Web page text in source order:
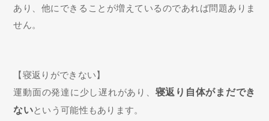
あり、他にできることが増えているのであれば問題ありま
せん。
【寝返りができない】
運動面の発達に少し遅れがあり、 寝返り自体がまだでき
ないという可能性もあります。